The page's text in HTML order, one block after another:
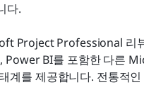
다.
Project Professional 리
Power BI를 포함한 다른
계를 제공합니다. 전통적